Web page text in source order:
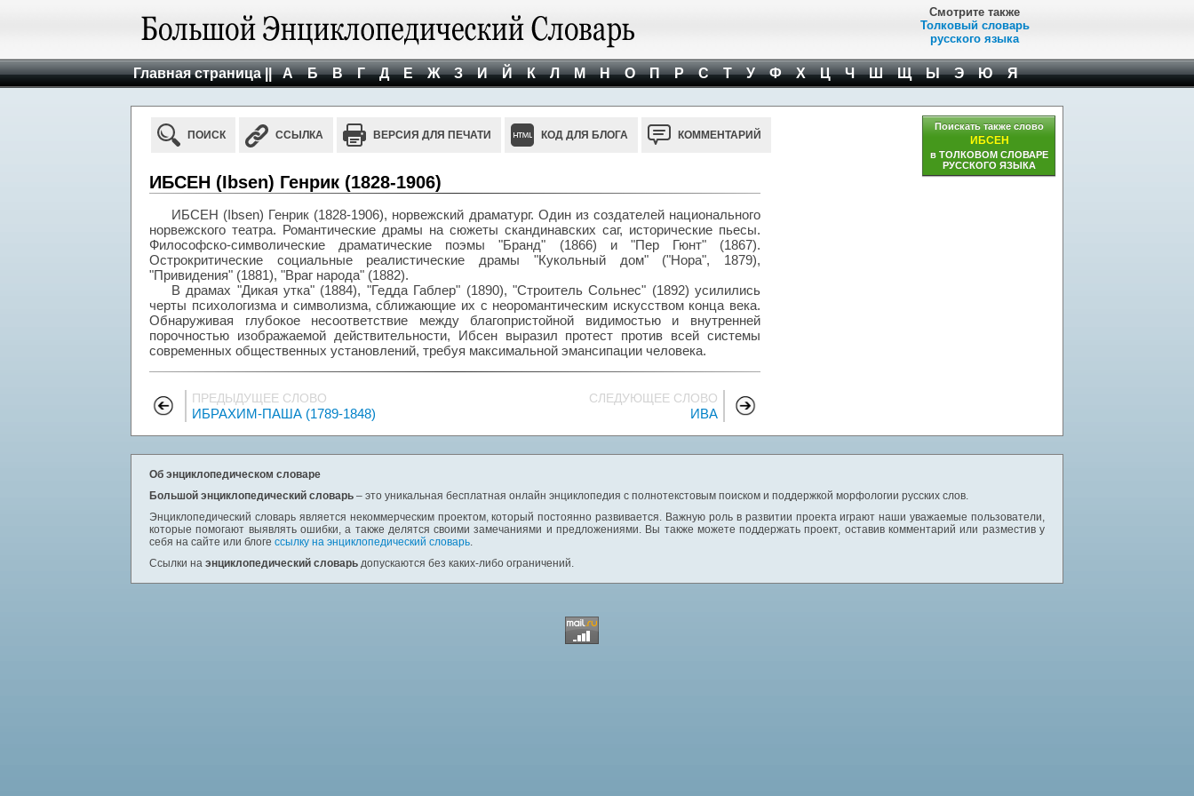
Смотрите также
Толковый словарь
русского языка
Главная страница || А Б В Г Д Е Ж З И Й К Л М Н О П Р С Т У Ф Х Ц Ч Ш Щ Ы Э Ю Я
ПОИСК ССЫЛКА ВЕРСИЯ ДЛЯ ПЕЧАТИ КОД ДЛЯ БЛОГА КОММЕНТАРИЙ
ИБСЕН (Ibsen) Генрик (1828-1906)
ИБСЕН (Ibsen) Генрик (1828-1906), норвежский драматург. Один из создателей национального
норвежского театра. Романтические драмы на сюжеты скандинавских саг, исторические пьесы.
Философско-символические драматические поэмы "Бранд" (1866) и "Пер Гюнт" (1867).
Острокритические социальные реалистические драмы "Кукольный дом" ("Нора", 1879),
"Привидения" (1881), "Враг народа" (1882).
В драмах "Дикая утка" (1884), "Гедда Габлер" (1890), "Строитель Сольнес" (1892) усилились
черты психологизма и символизма, сближающие их с неоромантическим искусством конца века.
Обнаруживая глубокое несоответствие между благопристойной видимостью и внутренней
порочностью изображаемой действительности, Ибсен выразил протест против всей системы
современных общественных установлений, требуя максимальной эмансипации человека.
ПРЕДЫДУЩЕЕ СЛОВО
ИБРАХИМ-ПАША (1789-1848)
СЛЕДУЮЩЕЕ СЛОВО
ИВА
Поискать также слово
ИБСЕН
в ТОЛКОВОМ СЛОВАРЕ
РУССКОГО ЯЗЫКА
Об энциклопедическом словаре
Большой энциклопедический словарь – это уникальная бесплатная онлайн энциклопедия с полнотекстовым поиском и поддержкой морфологии русских слов.
Энциклопедический словарь является некоммерческим проектом, который постоянно развивается. Важную роль в развитии проекта играют наши уважаемые пользователи,
которые помогают выявлять ошибки, а также делятся своими замечаниями и предложениями. Вы также можете поддержать проект, оставив комментарий или разместив у
себя на сайте или блоге ссылку на энциклопедический словарь.
Ссылки на энциклопедический словарь допускаются без каких-либо ограничений.